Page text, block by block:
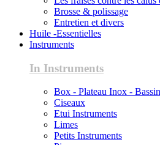
Brosse & polissage
Entretien et divers
Huile -Essentielles
Instruments
In Instruments
Box - Plateau Inox -
Ciseaux
Etui Instruments
Limes
Petits Instruments